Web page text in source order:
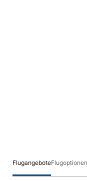
FlugangeboteFlugoptionen